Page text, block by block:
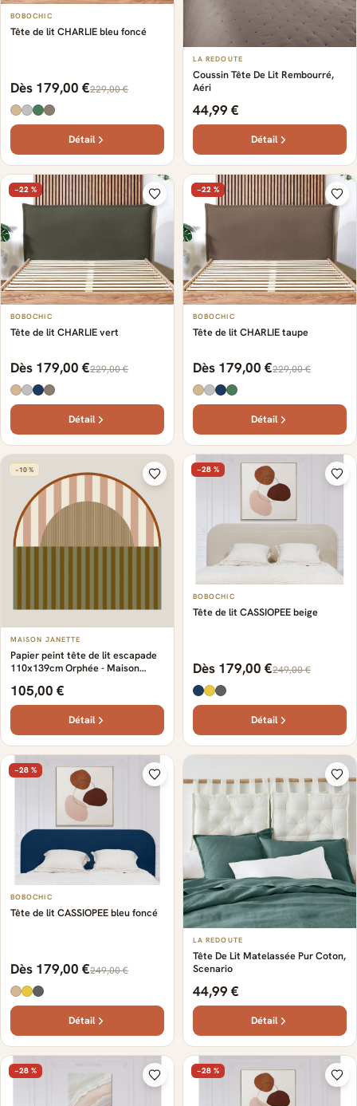
BOBOCHIC
Tête de lit CHARLIE bleu foncé
Dès 179,00 €229,00 €
Détail
LA REDOUTE
Coussin Tête De Lit Rembourré,
Aéri
44,99 €
Détail
−22 %
BOBOCHIC
Tête de lit CHARLIE vert
Dès 179,00 €229,00 €
Détail
−22 %
BOBOCHIC
Tête de lit CHARLIE taupe
Dès 179,00 €229,00 €
Détail
−10 %
MAISON JANETTE
Papier peint tête de lit escapade
110x139cm Orphée - Maison
105,00 €
Détail
−28 %
BOBOCHIC
Tête de lit CASSIOPEE beige
Dès 179,00 €249,00 €
Détail
−28 %
BOBOCHIC
Tête de lit CASSIOPEE bleu foncé
Dès 179,00 €249,00 €
Détail
LA REDOUTE
Tête De Lit Matelassée Pur Coton,
Scenario
44,99 €
Détail
−28 % −28 %